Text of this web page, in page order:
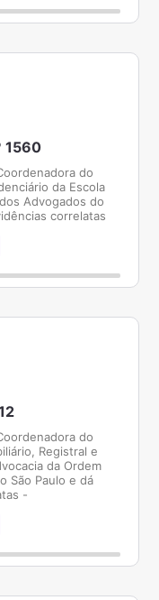
1560
do
da Escola
Advogados do
correlatas
do
Registral e
da Ordem
São Paulo e dá
-